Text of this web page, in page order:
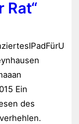
Rat“
Ein
des